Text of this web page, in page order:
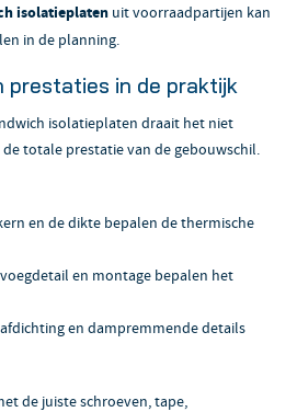
isolatieplaten uit voorraadpartijen kan
in de planning.
prestaties in de praktijk
isolatieplaten draait het niet
totale prestatie van de gebouwschil.
en de dikte bepalen de thermische
en montage bepalen het
en dampremmende details
de juiste schroeven, tape,